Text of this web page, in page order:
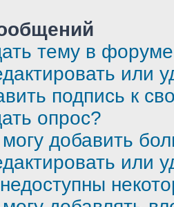
тему в
или
подпись к
опрос?
добавить
или